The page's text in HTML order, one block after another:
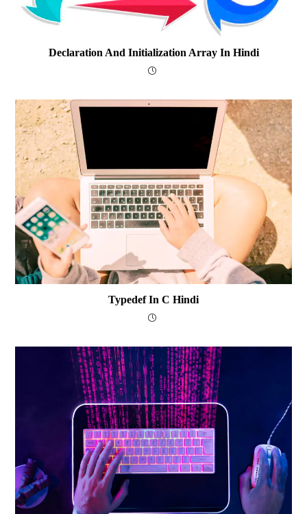
Declaration And Initialization Array In Hindi
Typedef In C Hindi